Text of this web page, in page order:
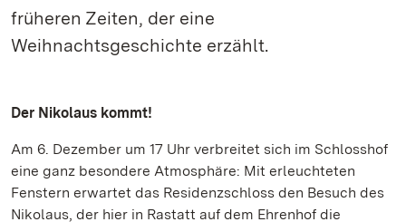
früheren Zeiten, der eine
Weihnachtsgeschichte erzählt.
Der Nikolaus kommt!
Am 6. Dezember um 17 Uhr verbreitet sich im Schlosshof
eine ganz besondere Atmosphäre: Mit erleuchteten
Fenstern erwartet das Residenzschloss den Besuch des
Nikolaus, der hier in Rastatt auf dem Ehrenhof die